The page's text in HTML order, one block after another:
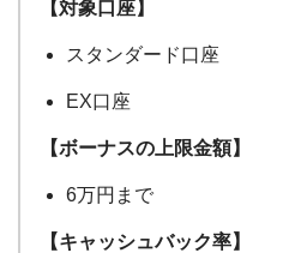
【対象口座】
スタンダード口座
EX口座
【ボーナスの上限金額】
6万円まで
【キャッシュバック率】